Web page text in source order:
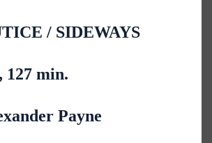
/ SIDEWAYS
127 min.
Payne